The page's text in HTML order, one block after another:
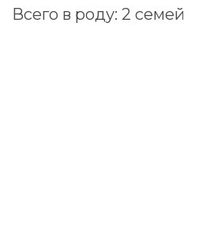
Всего в роду: 2 семей